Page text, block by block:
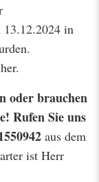
in
oder brauchen
Rufen Sie uns
aus dem
ist Herr